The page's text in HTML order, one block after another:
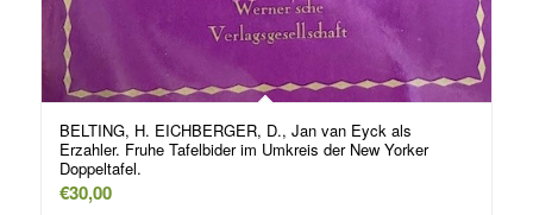
BELTING, H. EICHBERGER, D., Jan van Eyck als
Erzahler. Fruhe Tafelbider im Umkreis der New Yorker
Doppeltafel.
€30,00